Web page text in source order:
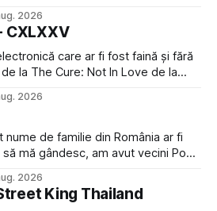
la lumea care trece prin zonă). Am
2026
CXLXXV
care ar fi fost faină și fără
la The Cure: Not In Love de la
a acelui duo era cam
2026
nume de familie din România ar fi
mă gândesc, am avut vecini Popa
termenului de popă că ar
2026
King Thailand